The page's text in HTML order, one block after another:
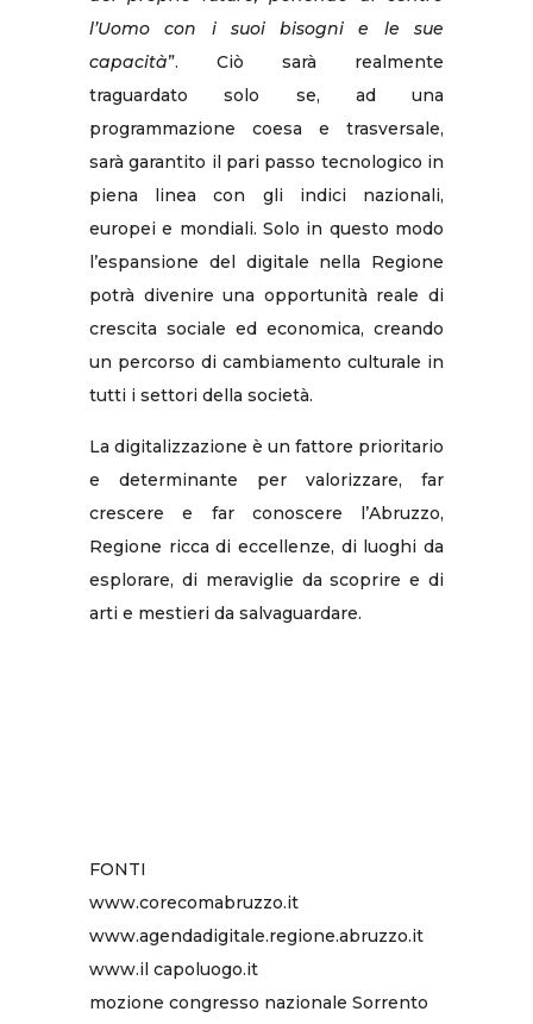
l’Uomo con i suoi bisogni e le sue
capacità”. Ciò sarà realmente
traguardato solo se, ad una
programmazione coesa e trasversale,
sarà garantito il pari passo tecnologico in
piena linea con gli indici nazionali,
europei e mondiali. Solo in questo modo
l’espansione del digitale nella Regione
potrà divenire una opportunità reale di
crescita sociale ed economica, creando
un percorso di cambiamento culturale in
tutti i settori della società.
La digitalizzazione è un fattore prioritario
e determinante per valorizzare, far
crescere e far conoscere l’Abruzzo,
Regione ricca di eccellenze, di luoghi da
esplorare, di meraviglie da scoprire e di
arti e mestieri da salvaguardare.
FONTI
www.corecomabruzzo.it
www.agendadigitale.regione.abruzzo.it
www.il capoluogo.it
mozione congresso nazionale Sorrento